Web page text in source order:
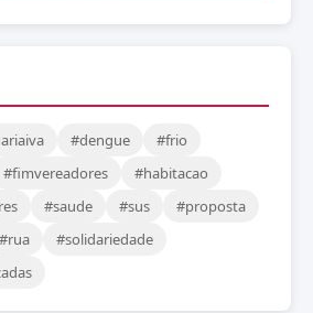
#dengue
#frio
#fimvereadores
#habitacao
#saude #sus
#proposta
#rua
#solidariedade